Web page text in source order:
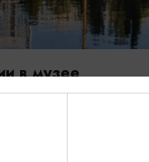
в музее